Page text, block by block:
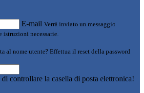
E-mail Verrà inviato un messaggio
necessarie.
al nome utente? Effettua il reset della password
controllare la casella di posta elettronica!